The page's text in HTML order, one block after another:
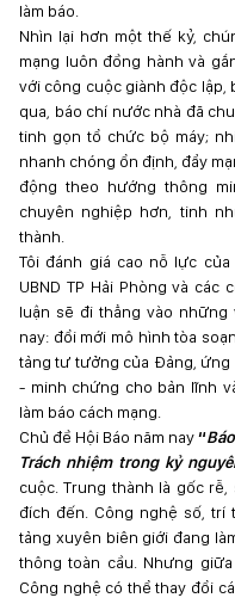
làm báo.
Nhìn lại hơn một thế kỷ,
mạng luôn đồng hành và
với công cuộc giành độc lập,
qua, báo chí nước nhà đã
tinh gọn tổ chức bộ máy;
nhanh chóng ổn định, đẩy
động theo hướng thông
chuyên nghiệp hơn, tinh
thành.
Tôi đánh giá cao nỗ lực của
UBND TP Hải Phòng và
luận sẽ đi thẳng vào
nay: đổi mới mô hình tòa
tảng tư tưởng của Đảng,
- minh chứng cho bản lĩnh
làm báo cách mạng.
Chủ đề Hội Báo năm nay“
Trách nhiệm trong kỷ
cuộc. Trung thành là gốc
đích đến. Công nghệ số, trí
tảng xuyên biên giới đang
thông toàn cầu. Nhưng
Công nghệ có thể thay đổi